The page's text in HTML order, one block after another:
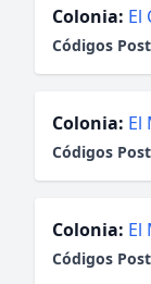
Colonia: El
Códigos
Colonia: El
Códigos
Colonia: El
Códigos